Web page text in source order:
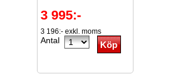
3 995:-
3 196:- exkl. moms
Antal